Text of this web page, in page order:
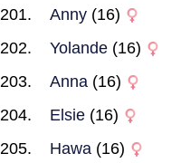
Anny (16)
Yolande (16)
Anna (16)
Elsie (16)
Hawa (16)